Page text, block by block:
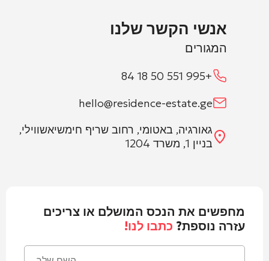
אנשי הקשר שלנו
המגורים
+995 551 50 18 84
hello@residence-estate.ge
גאורגיה, באטומי, רחוב שריף חימשיאשווילי,
בניין 1, משרד 1204
מחפשים את הנכס המושלם או צריכים
עזרה נוספת? כתבו לנו!